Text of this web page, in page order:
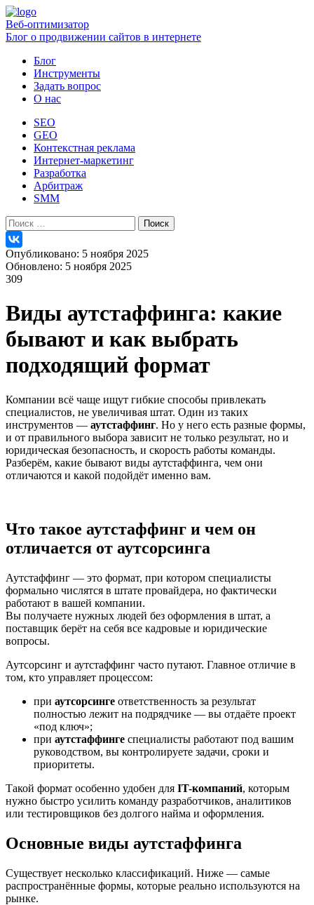
Веб-оптимизатор
Блог о продвижении сайтов в интернете
Блог
Инструменты
Задать вопрос
О нас
SEO
GEO
Контекстная реклама
Интернет-маркетинг
Разработка
Арбитраж
SMM
Найти:
Опубликовано: 5 ноября 2025
Обновлено: 5 ноября 2025
309
Виды аутстаффинга: какие
бывают и как выбрать
подходящий формат
Компании всё чаще ищут гибкие способы привлекать
специалистов, не увеличивая штат. Один из таких
инструментов — аутстаффинг. Но у него есть разные формы,
и от правильного выбора зависит не только результат, но и
юридическая безопасность, и скорость работы команды.
Разберём, какие бывают виды аутстаффинга, чем они
отличаются и какой подойдёт именно вам.
Что такое аутстаффинг и чем он
отличается от аутсорсинга
Аутстаффинг — это формат, при котором специалисты
формально числятся в штате провайдера, но фактически
работают в вашей компании.
Вы получаете нужных людей без оформления в штат, а
поставщик берёт на себя все кадровые и юридические
вопросы.
Аутсорсинг и аутстаффинг часто путают. Главное отличие в
том, кто управляет процессом:
при аутсорсинге ответственность за результат
полностью лежит на подрядчике — вы отдаёте проект
«под ключ»;
при аутстаффинге специалисты работают под вашим
руководством, вы контролируете задачи, сроки и
приоритеты.
Такой формат особенно удобен для IT-компаний, которым
нужно быстро усилить команду разработчиков, аналитиков
или тестировщиков без долгого найма и оформления.
Основные виды аутстаффинга
Существует несколько классификаций. Ниже — самые
распространённые формы, которые реально используются на
рынке.